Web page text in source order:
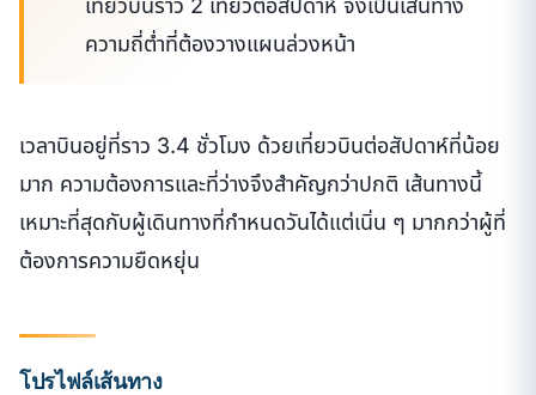
ความถี่ต่ำที่ต้องวางแผนล่วงหน้า
เวลาบินอยู่ที่ราว 3.4 ชั่วโมง ด้วยเที่ยวบินต่อสัปดาห์ที่น้อย
มาก ความต้องการและที่ว่างจึงสำคัญกว่าปกติ เส้นทางนี้
เหมาะที่สุดกับผู้เดินทางที่กำหนดวันได้แต่เนิ่น ๆ มากกว่าผู้ที่
ต้องการความยืดหยุ่น
โปรไฟล์เส้นทาง